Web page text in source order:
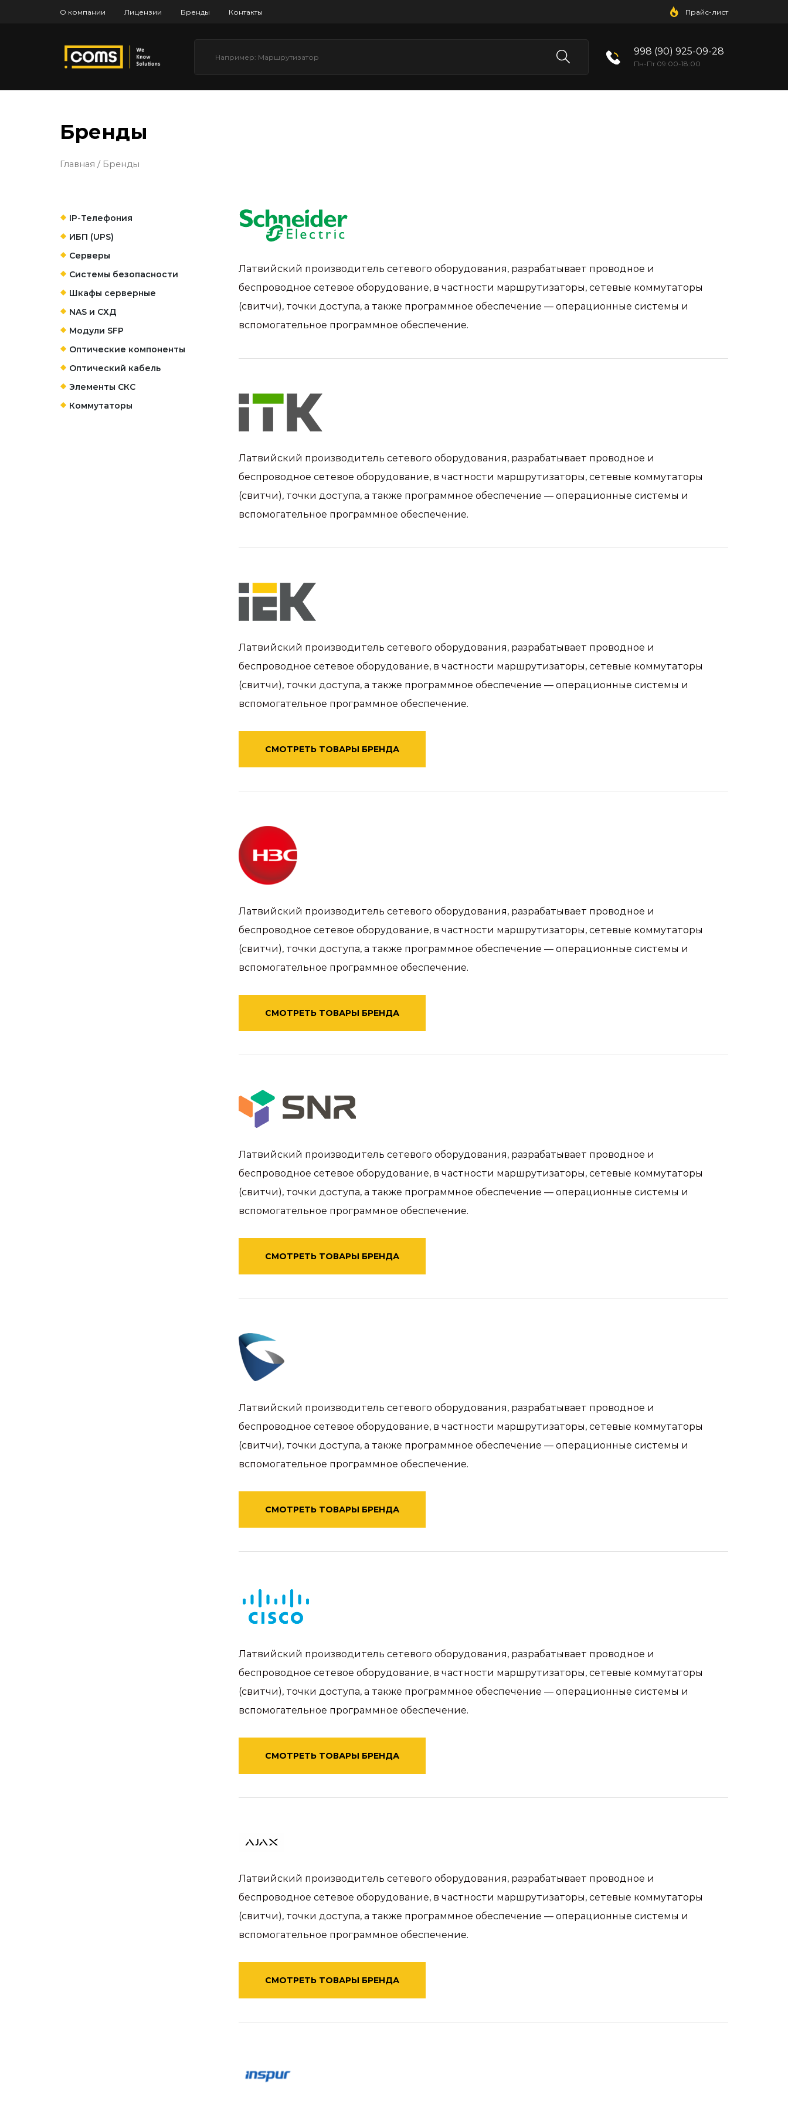
О компании Лицензии Бренды Контакты Прайс-лист
998 (90) 925-09-28
Пн-Пт 09:00-18:00
Бренды
Главная / Бренды
IP-Телефония
ИБП (UPS)
Серверы
Системы безопасности
Шкафы серверные
NAS и СХД
Модули SFP
Оптические компоненты
Оптический кабель
Элементы СКС
Коммутаторы
Латвийский производитель сетевого оборудования, разрабатывает проводное и
беспроводное сетевое оборудование, в частности маршрутизаторы, сетевые коммутаторы
(свитчи), точки доступа, а также программное обеспечение — операционные системы и
вспомогательное программное обеспечение.
Латвийский производитель сетевого оборудования, разрабатывает проводное и
беспроводное сетевое оборудование, в частности маршрутизаторы, сетевые коммутаторы
(свитчи), точки доступа, а также программное обеспечение — операционные системы и
вспомогательное программное обеспечение.
Латвийский производитель сетевого оборудования, разрабатывает проводное и
беспроводное сетевое оборудование, в частности маршрутизаторы, сетевые коммутаторы
(свитчи), точки доступа, а также программное обеспечение — операционные системы и
вспомогательное программное обеспечение.
СМОТРЕТЬ ТОВАРЫ БРЕНДА
Латвийский производитель сетевого оборудования, разрабатывает проводное и
беспроводное сетевое оборудование, в частности маршрутизаторы, сетевые коммутаторы
(свитчи), точки доступа, а также программное обеспечение — операционные системы и
вспомогательное программное обеспечение.
СМОТРЕТЬ ТОВАРЫ БРЕНДА
Латвийский производитель сетевого оборудования, разрабатывает проводное и
беспроводное сетевое оборудование, в частности маршрутизаторы, сетевые коммутаторы
(свитчи), точки доступа, а также программное обеспечение — операционные системы и
вспомогательное программное обеспечение.
СМОТРЕТЬ ТОВАРЫ БРЕНДА
Латвийский производитель сетевого оборудования, разрабатывает проводное и
беспроводное сетевое оборудование, в частности маршрутизаторы, сетевые коммутаторы
(свитчи), точки доступа, а также программное обеспечение — операционные системы и
вспомогательное программное обеспечение.
СМОТРЕТЬ ТОВАРЫ БРЕНДА
Латвийский производитель сетевого оборудования, разрабатывает проводное и
беспроводное сетевое оборудование, в частности маршрутизаторы, сетевые коммутаторы
(свитчи), точки доступа, а также программное обеспечение — операционные системы и
вспомогательное программное обеспечение.
СМОТРЕТЬ ТОВАРЫ БРЕНДА
Латвийский производитель сетевого оборудования, разрабатывает проводное и
беспроводное сетевое оборудование, в частности маршрутизаторы, сетевые коммутаторы
(свитчи), точки доступа, а также программное обеспечение — операционные системы и
вспомогательное программное обеспечение.
СМОТРЕТЬ ТОВАРЫ БРЕНДА